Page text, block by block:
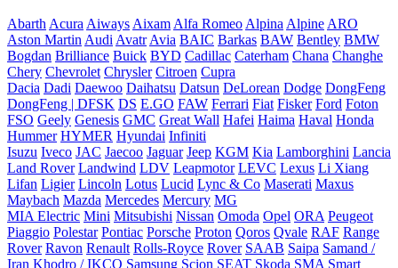
Abarth Acura Aiways Aixam Alfa Romeo Alpina Alpine ARO
Aston Martin Audi Avatr Avia BAIC Barkas BAW Bentley BMW
Bogdan Brilliance Buick BYD Cadillac Caterham Chana Changhe
Chery Chevrolet Chrysler Citroen Cupra
Dacia Dadi Daewoo Daihatsu Datsun DeLorean Dodge DongFeng
DongFeng | DFSK DS E.GO FAW Ferrari Fiat Fisker Ford Foton
FSO Geely Genesis GMC Great Wall Hafei Haima Haval Honda
Hummer HYMER Hyundai Infiniti
Isuzu Iveco JAC Jaecoo Jaguar Jeep KGM Kia Lamborghini Lancia
Land Rover Landwind LDV Leapmotor LEVC Lexus Li Xiang
Lifan Ligier Lincoln Lotus Lucid Lync & Co Maserati Maxus
Maybach Mazda Mercedes Mercury MG
MIA Electric Mini Mitsubishi Nissan Omoda Opel ORA Peugeot
Piaggio Polestar Pontiac Porsche Proton Qoros Qvale RAF Range
Rover Ravon Renault Rolls-Royce Rover SAAB Saipa Samand /
Iran Khodro / IKCO Samsung Scion SEAT Skoda SMA Smart